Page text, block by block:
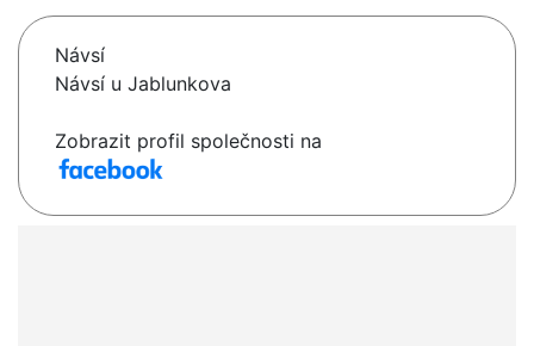
Návsí
Návsí u Jablunkova
Zobrazit profil společnosti na